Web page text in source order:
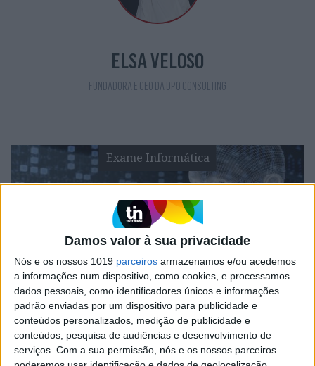
Damos valor à sua privacidade
Nós e os nossos 1019 parceiros armazenamos e/ou acedemos
a informações num dispositivo, como cookies, e processamos
dados pessoais, como identificadores únicos e informações
padrão enviadas por um dispositivo para publicidade e
conteúdos personalizados, medição de publicidade e
conteúdos, pesquisa de audiências e desenvolvimento de
serviços. Com a sua permissão, nós e os nossos parceiros
ELSA VELOSO
FUNDADORA E CEO DA DPO CONSULTING
Exame Informática
EXAME INFORMÁTICA
Inteligência Artificial vs Direitos e
Liberdades
"A existência de decisões automáticas baseadas